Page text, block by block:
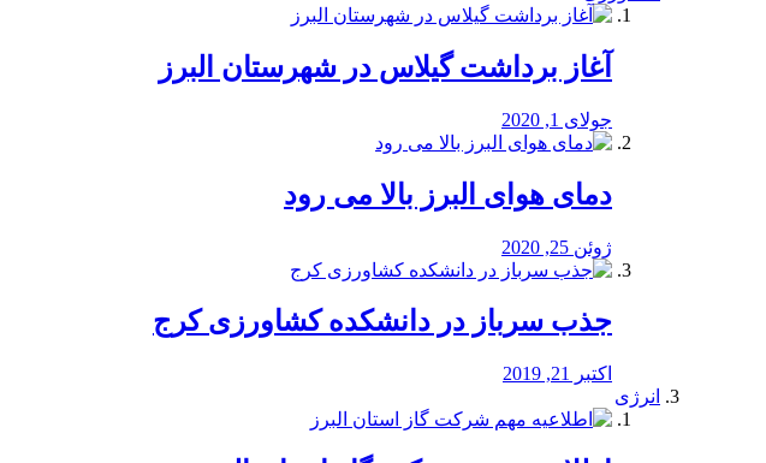
آغاز برداشت گیلاس در شهرستان البرز
جولای 1, 2020
دمای هوای البرز بالا می رود
ژوئن 25, 2020
جذب سرباز در دانشکده کشاورزی کرج
اکتبر 21, 2019
انرژی